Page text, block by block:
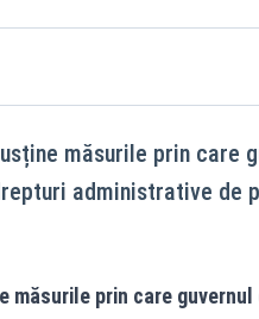
măsurile prin care
administrative de
prin care guvernul